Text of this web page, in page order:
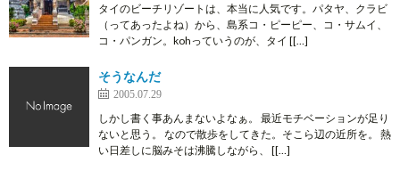
タイのビーチリゾートは、本当に人気です。パタヤ、クラビ
（ってあったよね）から、島系コ・ピーピー、コ・サムイ、
コ・パンガン。kohっていうのが、タイ [[…]
そうなんだ
2005.07.29
しかし書く事あんまないよなぁ。 最近モチベーションが足り
ないと思う。 なので散歩をしてきた。そこら辺の近所を。 熱
い日差しに脳みそは沸騰しながら、 [[…]